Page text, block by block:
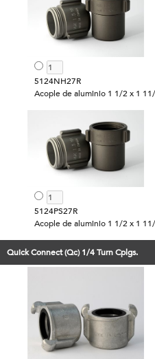
5124NH27R
Acople de aluminio 1 1/2 x 1
5124PS27R
Acople de aluminio 1 1/2 x 1
Quick Connect (Qc) 1/4 Turn Cplgs.